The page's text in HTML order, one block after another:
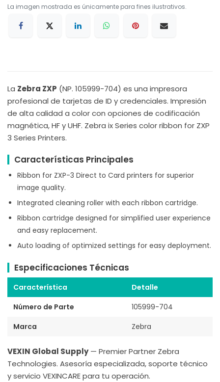
La imagen mostrada es únicamente para fines ilustrativos.
La Zebra ZXP (NP. 105999-704) es una impresora
profesional de tarjetas de ID y credenciales. Impresión
de alta calidad a color con opciones de codificación
magnética, HF y UHF. Zebra ix Series color ribbon for ZXP
3 Series Printers.
Características Principales
Ribbon for ZXP-3 Direct to Card printers for superior
image quality.
Integrated cleaning roller with each ribbon cartridge.
Ribbon cartridge designed for simplified user experience
and easy replacement.
Auto loading of optimized settings for easy deployment.
Especificaciones Técnicas
Característica
Detalle
Número de Parte
105999-704
Marca
Zebra
VEXIN Global Supply— Premier Partner Zebra
Technologies. Asesoría especializada, soporte técnico
y servicio VEXINCARE para tu operación.